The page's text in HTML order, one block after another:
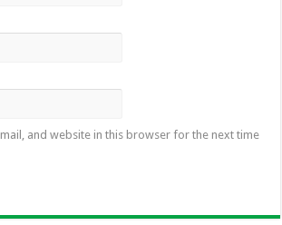
and website in this browser for the next time